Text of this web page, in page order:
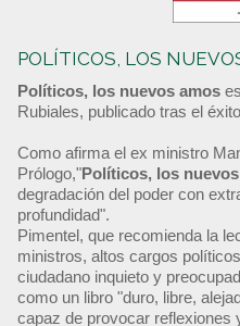
POLÍTICOS, LOS
Políticos, los nuevos amos
Rubiales, publicado tras el
Como afirma el ex ministro
Prólogo,"Políticos, los
degradación del poder con
profundidad".
Pimentel, que recomienda la
ministros, altos cargos
ciudadano inquieto y
como un libro "duro, libre,
capaz de provocar reflexiones